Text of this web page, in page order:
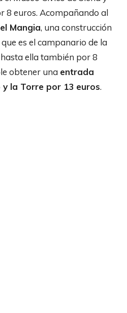
8 euros. Acompañando al
Mangia, una construcción
es el campanario de la
ella también por 8
obtener una entrada
la Torre por 13 euros.